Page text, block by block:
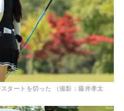
タートを切った （撮影：藤井孝太